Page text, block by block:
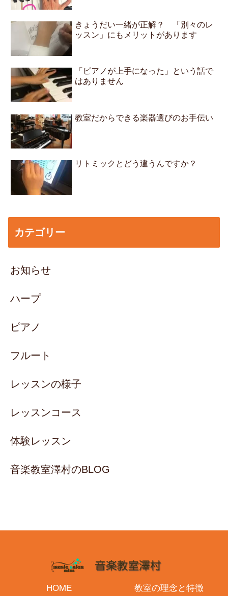
きょうだい一緒が正解？ 「別々のレ
ッスン」にもメリットがあります
「ピアノが上手になった」という話で
はありません
教室だからできる楽器選びのお手伝い
リトミックとどう違うんですか？
カテゴリー
お知らせ
ハープ
ピアノ
フルート
レッスンの様子
レッスンコース
体験レッスン
音楽教室澤村のBLOG
HOME 教室の理念と特徴